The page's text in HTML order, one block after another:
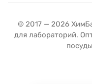
© 2017 — 2026
для лабораторий.